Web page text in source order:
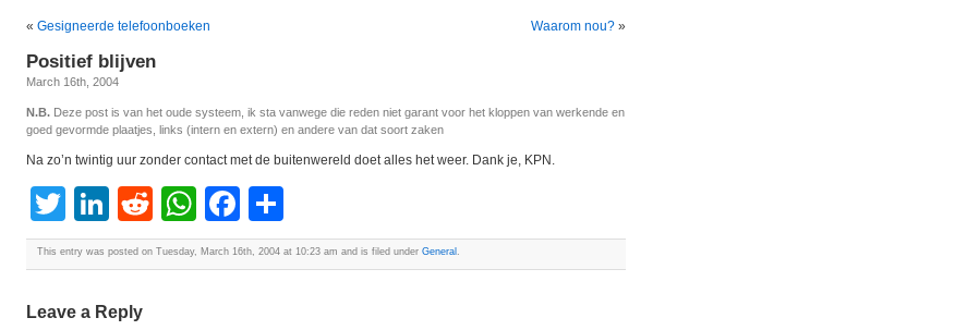
« Gesigneerde telefoonboeken Waarom nou? »
Positief blijven
March 16th, 2004
N.B. Deze post is van het oude systeem, ik sta vanwege die reden niet garant voor het kloppen van werkende en
goed gevormde plaatjes, links (intern en extern) en andere van dat soort zaken
Na zo’n twintig uur zonder contact met de buitenwereld doet alles het weer. Dank je, KPN.
Twitter
LinkedIn
RedditWhatsApp
Facebook
This entry was posted on Tuesday, March 16th, 2004 at 10:23 am and is filed under General .
Leave a Reply